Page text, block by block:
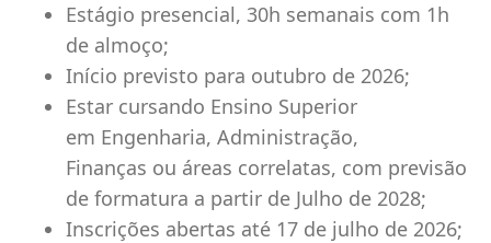
Estágio presencial, 30h semanais com 1h
de almoço;
Início previsto para outubro de 2026;
Estar cursando Ensino Superior
em Engenharia, Administração,
Finanças ou áreas correlatas, com previsão
de formatura a partir de Julho de 2028;
Inscrições abertas até 17 de julho de 2026;